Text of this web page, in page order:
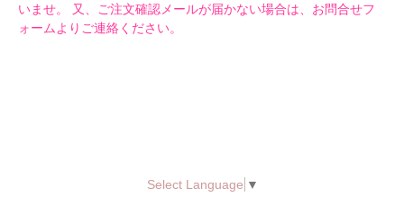
いませ。 又、ご注文確認メールが届かない場合は、お問合せフ
ォームよりご連絡ください。
Select Language ▼